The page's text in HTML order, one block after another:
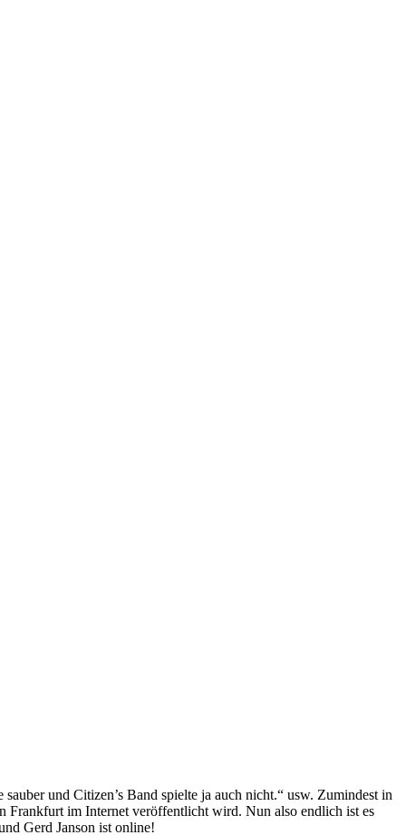
und Citizen’s Band spielte ja auch nicht.“ usw. Zumindest in
Frankfurt im Internet veröffentlicht wird. Nun also endlich ist es
Gerd Janson ist online!